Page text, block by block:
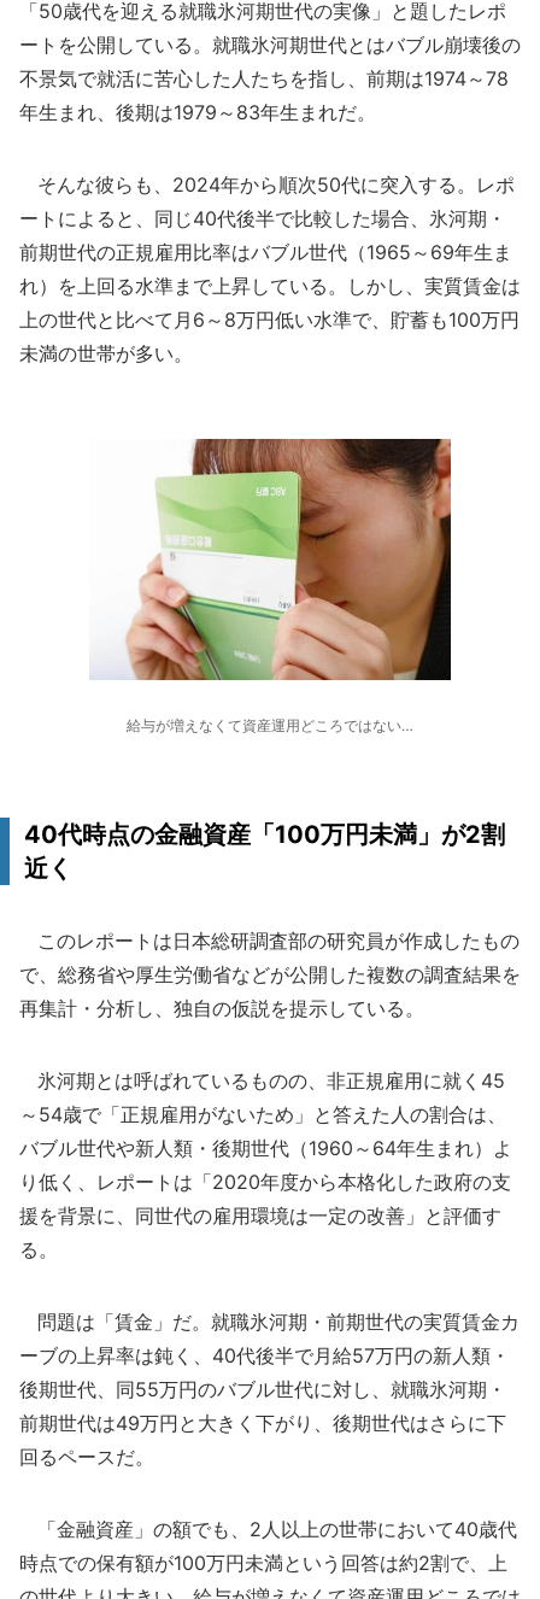
「50歳代を迎える就職氷河期世代の実像」と題したレポ
ートを公開している。就職氷河期世代とはバブル崩壊後の
不景気で就活に苦心した人たちを指し、前期は1974～78
年生まれ、後期は1979～83年生まれだ。
そんな彼らも、2024年から順次50代に突入する。レポ
ートによると、同じ40代後半で比較した場合、氷河期・
前期世代の正規雇用比率はバブル世代（1965～69年生ま
れ）を上回る水準まで上昇している。しかし、実質賃金は
上の世代と比べて月6～8万円低い水準で、貯蓄も100万円
未満の世帯が多い。
給与が増えなくて資産運用どころではない…
40代時点の金融資産「100万円未満」が2割
近く
このレポートは日本総研調査部の研究員が作成したもの
で、総務省や厚生労働省などが公開した複数の調査結果を
再集計・分析し、独自の仮説を提示している。
氷河期とは呼ばれているものの、非正規雇用に就く45
～54歳で「正規雇用がないため」と答えた人の割合は、
バブル世代や新人類・後期世代（1960～64年生まれ）よ
り低く、レポートは「2020年度から本格化した政府の支
援を背景に、同世代の雇用環境は一定の改善」と評価す
る。
問題は「賃金」だ。就職氷河期・前期世代の実質賃金カ
ーブの上昇率は鈍く、40代後半で月給57万円の新人類・
後期世代、同55万円のバブル世代に対し、就職氷河期・
前期世代は49万円と大きく下がり、後期世代はさらに下
回るペースだ。
「金融資産」の額でも、2人以上の世帯において40歳代
時点での保有額が100万円未満という回答は約2割で、上